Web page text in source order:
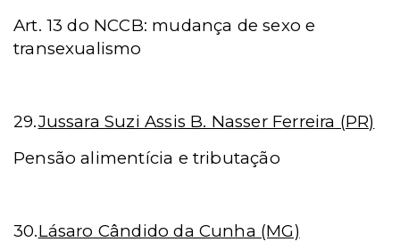
Art. 13 do NCCB: mudança de sexo e
transexualismo
29.Jussara Suzi Assis B. Nasser Ferreira (PR)
Pensão alimentícia e tributação
30.Lásaro Cândido da Cunha (MG)